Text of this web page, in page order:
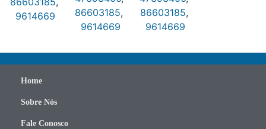
9614669
86603185,
9614669
86603185,
9614669
Home
Sobre Nós
Fale Conosco